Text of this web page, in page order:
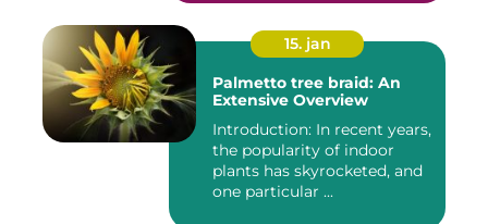
15. jan
Palmetto tree braid: An
Extensive Overview
Introduction: In recent years,
the popularity of indoor
plants has skyrocketed, and
one particular ...